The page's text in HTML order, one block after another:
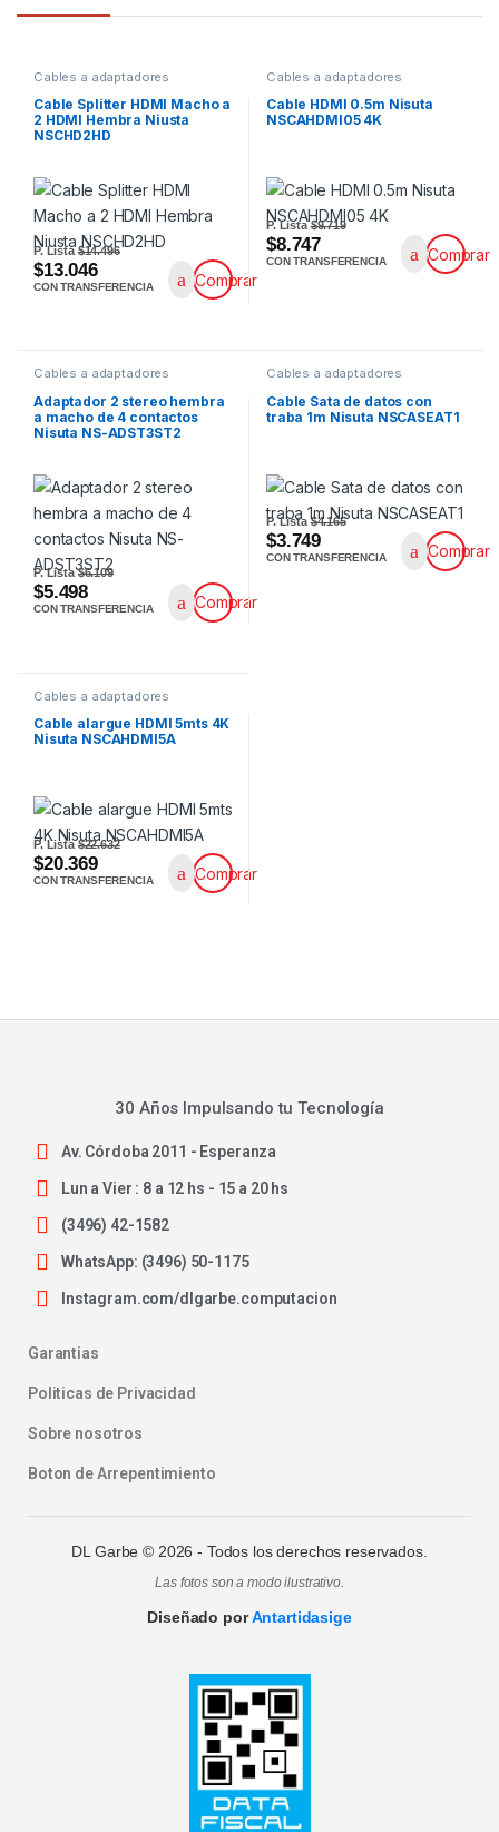
Cables a adaptadores
Cable Splitter HDMI Macho a
2 HDMI Hembra Niusta
NSCHD2HD
P. Lista$14.496
$13.046
CON TRANSFERENCIA Comprar
Cables a adaptadores
Cable HDMI 0.5m Nisuta
NSCAHDMI05 4K
P. Lista$9.719
$8.747
CON TRANSFERENCIA Comprar
Cables a adaptadores
Adaptador 2 stereo hembra
a macho de 4 contactos
Nisuta NS-ADST3ST2
P. Lista$6.109
$5.498
CON TRANSFERENCIA Comprar
Cables a adaptadores
Cable Sata de datos con
traba 1m Nisuta NSCASEAT1
P. Lista$4.165
$3.749
CON TRANSFERENCIA Comprar
Cables a adaptadores
Cable alargue HDMI 5mts 4K
Nisuta NSCAHDMI5A
P. Lista$22.632
$20.369
CON TRANSFERENCIA Comprar
30 Años Impulsando tu Tecnología
Av. Córdoba 2011 - Esperanza
Lun a Vier : 8 a 12 hs - 15 a 20 hs
(3496) 42-1582
WhatsApp: (3496) 50-1175
Instagram.com/dlgarbe.computacion
Garantias
Politicas de Privacidad
Sobre nosotros
Boton de Arrepentimiento
DL Garbe © 2026 - Todos los derechos reservados.
Las fotos son a modo ilustrativo.
Diseñado porAntartidasige